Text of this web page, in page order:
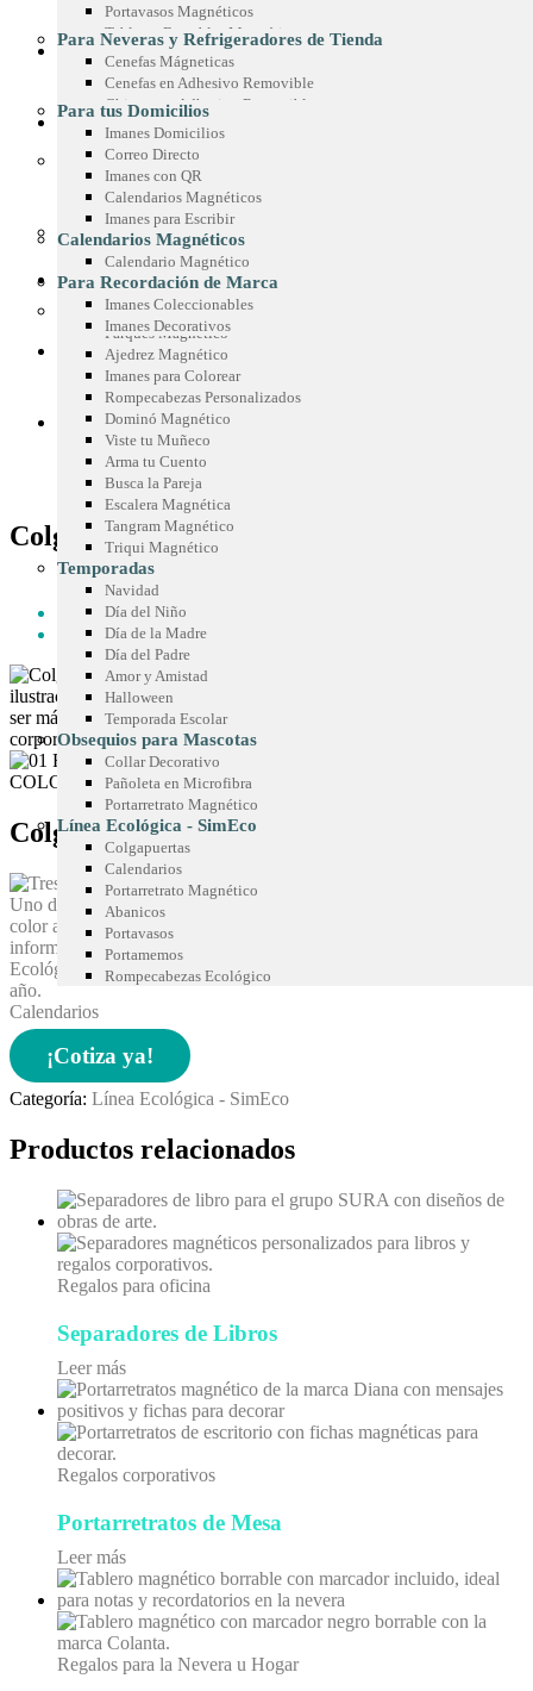
Portavasos Magnéticos
Tableros Borrables Magnéticos
Multimagnets
Portamemos con Lápiz o Marcador
Recetarios Magnéticos
Adhesivos Decorativos
Imanes Coleccionables
Regalos para Oficina
Separadores de Libros
Calendario de Escritorio
Planeador de Escritorio
Tablero en Adhesivo para Pared
Sticker Personalizados
Mouse Pad
Juegos Promocionales
Parqués Magnético
Ajedrez Magnético
Imanes para Colorear
Rompecabezas Personalizados
Dominó Magnético
Viste tu Muñeco
Arma tu Cuento
Busca la Pareja
Escalera Magnética
Tangram Magnético
Triqui Magnético
Temporadas
Navidad
Día del Niño
Día de la Madre
Día del Padre
Amor y Amistad
Halloween
Temporada Escolar
Obsequios para Mascotas
Collar Decorativo
Pañoleta en Microfibra
Portarretrato Magnético
Línea Ecológica - SimEco
Colgapuertas
Calendarios
Portarretrato Magnético
Abanicos
Portavasos
Portamemos
Rompecabezas Ecológico
Para Neveras y Refrigeradores de Tienda
Cenefas Mágneticas
Cenefas en Adhesivo Removible
Chispas en Adhesivo Removible
Marcos en Adhesivo Removible
Esquineros en Adhesivo Removible
Adhesivos para Exteriores
Cintas para Vitrinas
Adhesivos en Espejo
Para Góndolas
Chispas Magnéticas
Chispas Marca Precio
Cenefas para Góndolas
IMANES PUBLICITARIOS
Para tus Domicilios
Imanes Domicilios
Correo Directo
Imanes con QR
Calendarios Magnéticos
Imanes para Escribir
Calendarios Magnéticos
Calendario Magnético
Para Recordación de Marca
Imanes Coleccionables
Imanes Decorativos
PRODUCTOS EN MICROFIBRA
Paño de Microfibra
Toalla de Microfibra
Estuche de Microfibra
Stickers en Microfibra
CONOCE SIMETRÍA
COTIZA TU IDEA
BLOG
Colgapuertas
HOME
LÍNEA ECOLÓGICA - SIMECO
COLGAPUERTAS
Colgapuertas
Calendarios
¡Cotiza ya!
Categoría: Línea Ecológica - SimEco
Productos relacionados
Regalos para oficina
Separadores de Libros
Leer más
Regalos corporativos
Portarretratos de Mesa
Leer más
Regalos para la Nevera u Hogar